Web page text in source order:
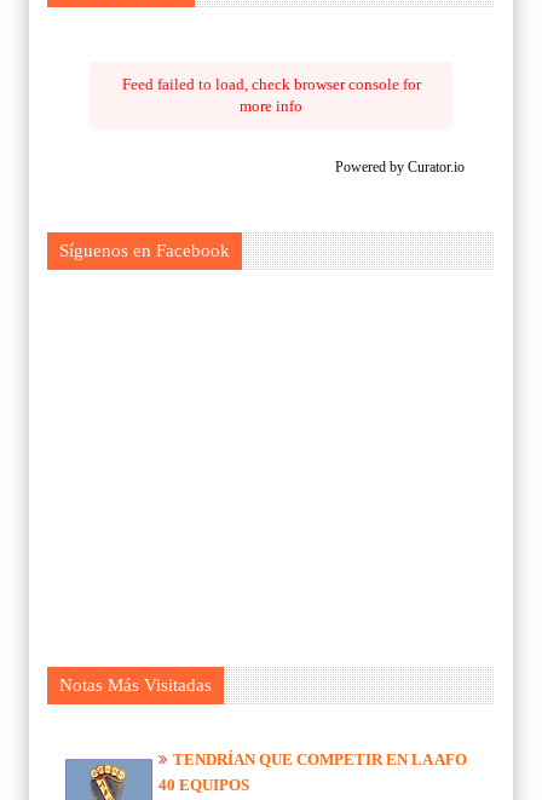
Feed failed to load, check browser console for
more info
Powered by Curator.io
Síguenos en Facebook
Notas Más Visitadas
TENDRÍAN QUE COMPETIR EN LA AFO
40 EQUIPOS